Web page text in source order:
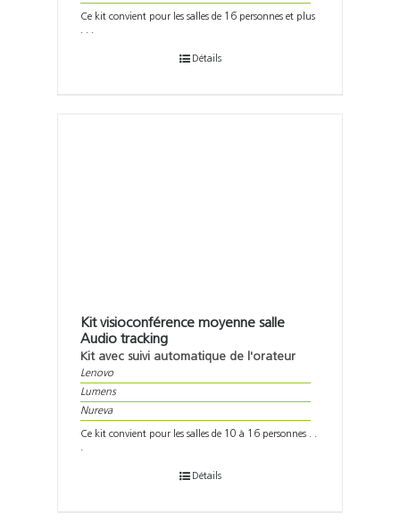
Ce kit convient pour les salles de 16 personnes et plus
. . .
Détails
Kit visioconférence moyenne salle
Audio tracking
Kit avec suivi automatique de l'orateur
Lenovo
Lumens
Nureva
Ce kit convient pour les salles de 10 à 16 personnes . .
.
Détails